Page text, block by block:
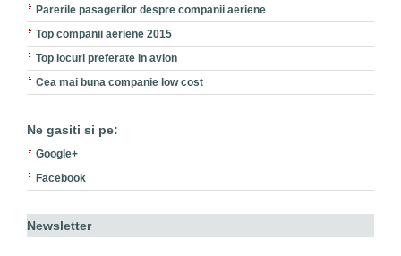
Parerile pasagerilor despre companii aeriene
Top companii aeriene 2015
Top locuri preferate in avion
Cea mai buna companie low cost
Ne gasiti si pe:
Google+
Facebook
Newsletter